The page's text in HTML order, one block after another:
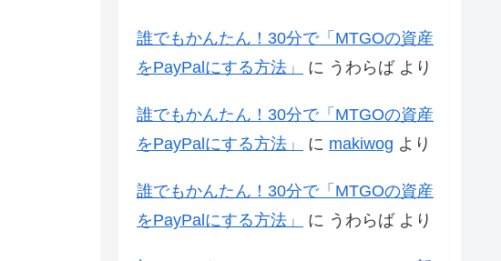
誰でもかんたん！30分で「MTGOの資産
をPayPalにする方法」
に うわらばより
誰でもかんたん！30分で「MTGOの資産
をPayPalにする方法」
に makiwog より
誰でもかんたん！30分で「MTGOの資産
をPayPalにする方法」
に うわらばより